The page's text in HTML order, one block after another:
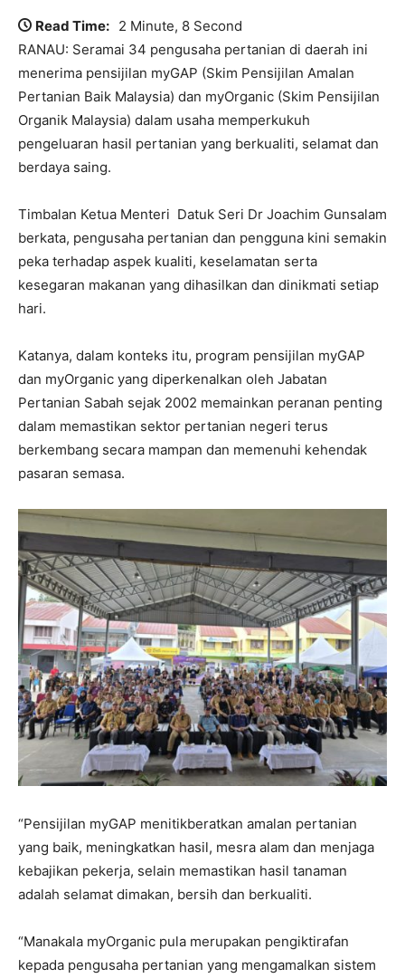
Read Time: 2 Minute, 8 Second
RANAU: Seramai 34 pengusaha pertanian di daerah ini
menerima pensijilan myGAP (Skim Pensijilan Amalan
Pertanian Baik Malaysia) dan myOrganic (Skim Pensijilan
Organik Malaysia) dalam usaha memperkukuh
pengeluaran hasil pertanian yang berkualiti, selamat dan
berdaya saing.
Timbalan Ketua Menteri Datuk Seri Dr Joachim Gunsalam
berkata, pengusaha pertanian dan pengguna kini semakin
peka terhadap aspek kualiti, keselamatan serta
kesegaran makanan yang dihasilkan dan dinikmati setiap
hari.
Katanya, dalam konteks itu, program pensijilan myGAP
dan myOrganic yang diperkenalkan oleh Jabatan
Pertanian Sabah sejak 2002 memainkan peranan penting
dalam memastikan sektor pertanian negeri terus
berkembang secara mampan dan memenuhi kehendak
pasaran semasa.
“Pensijilan myGAP menitikberatkan amalan pertanian
yang baik, meningkatkan hasil, mesra alam dan menjaga
kebajikan pekerja, selain memastikan hasil tanaman
adalah selamat dimakan, bersih dan berkualiti.
“Manakala myOrganic pula merupakan pengiktirafan
kepada pengusaha pertanian yang mengamalkan sistem